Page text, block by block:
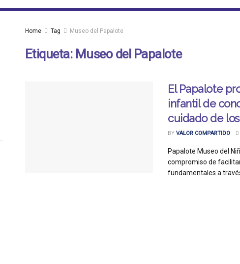
Home Tag Museo del Papalote
Etiqueta: Museo del Papalote
El Papalote
infantil de
cuidado de
BY VALOR COMPARTIDO
Papalote Museo del
compromiso de
fundamentales a